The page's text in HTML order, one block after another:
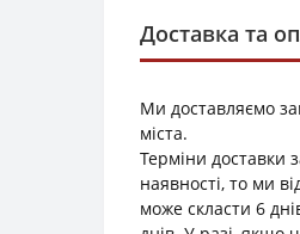
Доставка та
Ми доставляємо
міста.
Терміни доставки
наявності, то ми
може скласти 6